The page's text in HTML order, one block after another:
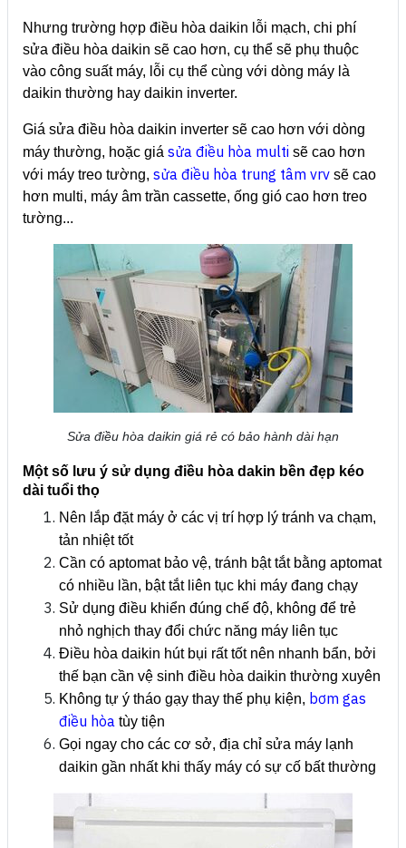
Nhưng trường hợp điều hòa daikin lỗi mạch, chi phí
sửa điều hòa daikin sẽ cao hơn, cụ thể sẽ phụ thuộc
vào công suất máy, lỗi cụ thể cùng với dòng máy là
daikin thường hay daikin inverter.
Giá sửa điều hòa daikin inverter sẽ cao hơn với dòng
máy thường, hoặc giá sửa điều hòa multi sẽ cao hơn
với máy treo tường, sửa điều hòa trung tâm vrv sẽ cao
hơn multi, máy âm trần cassette, ống gió cao hơn treo
tường...
Sửa điều hòa daikin giá rẻ có bảo hành dài hạn
Một số lưu ý sử dụng điều hòa dakin bền đẹp kéo
dài tuổi thọ
Nên lắp đặt máy ở các vị trí hợp lý tránh va chạm,
tản nhiệt tốt
Cần có aptomat bảo vệ, tránh bật tắt bằng aptomat
có nhiều lần, bật tắt liên tục khi máy đang chạy
Sử dụng điều khiển đúng chế độ, không để trẻ
nhỏ nghịch thay đổi chức năng máy liên tục
Điều hòa daikin hút bụi rất tốt nên nhanh bẩn, bởi
thế bạn cần vệ sinh điều hòa daikin thường xuyên
Không tự ý tháo gạy thay thế phụ kiện, bơm gas
điều hòa tùy tiện
Gọi ngay cho các cơ sở, địa chỉ sửa máy lạnh
daikin gần nhất khi thấy máy có sự cố bất thường